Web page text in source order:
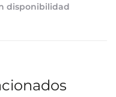
disponibilidad